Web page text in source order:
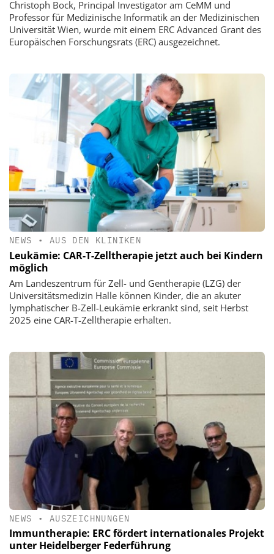
Christoph Bock, Principal Investigator am CeMM und
Professor für Medizinische Informatik an der Medizinischen
Universität Wien, wurde mit einem ERC Advanced Grant des
Europäischen Forschungsrats (ERC) ausgezeichnet.
NEWS • AUS DEN KLINIKEN
Leukämie: CAR-T-Zelltherapie jetzt auch bei Kindern
möglich
Am Landeszentrum für Zell- und Gentherapie (LZG) der
Universitätsmedizin Halle können Kinder, die an akuter
lymphatischer B-Zell-Leukämie erkrankt sind, seit Herbst
2025 eine CAR-T-Zelltherapie erhalten.
NEWS • AUSZEICHNUNGEN
Immuntherapie: ERC fördert internationales Projekt
unter Heidelberger Federführung